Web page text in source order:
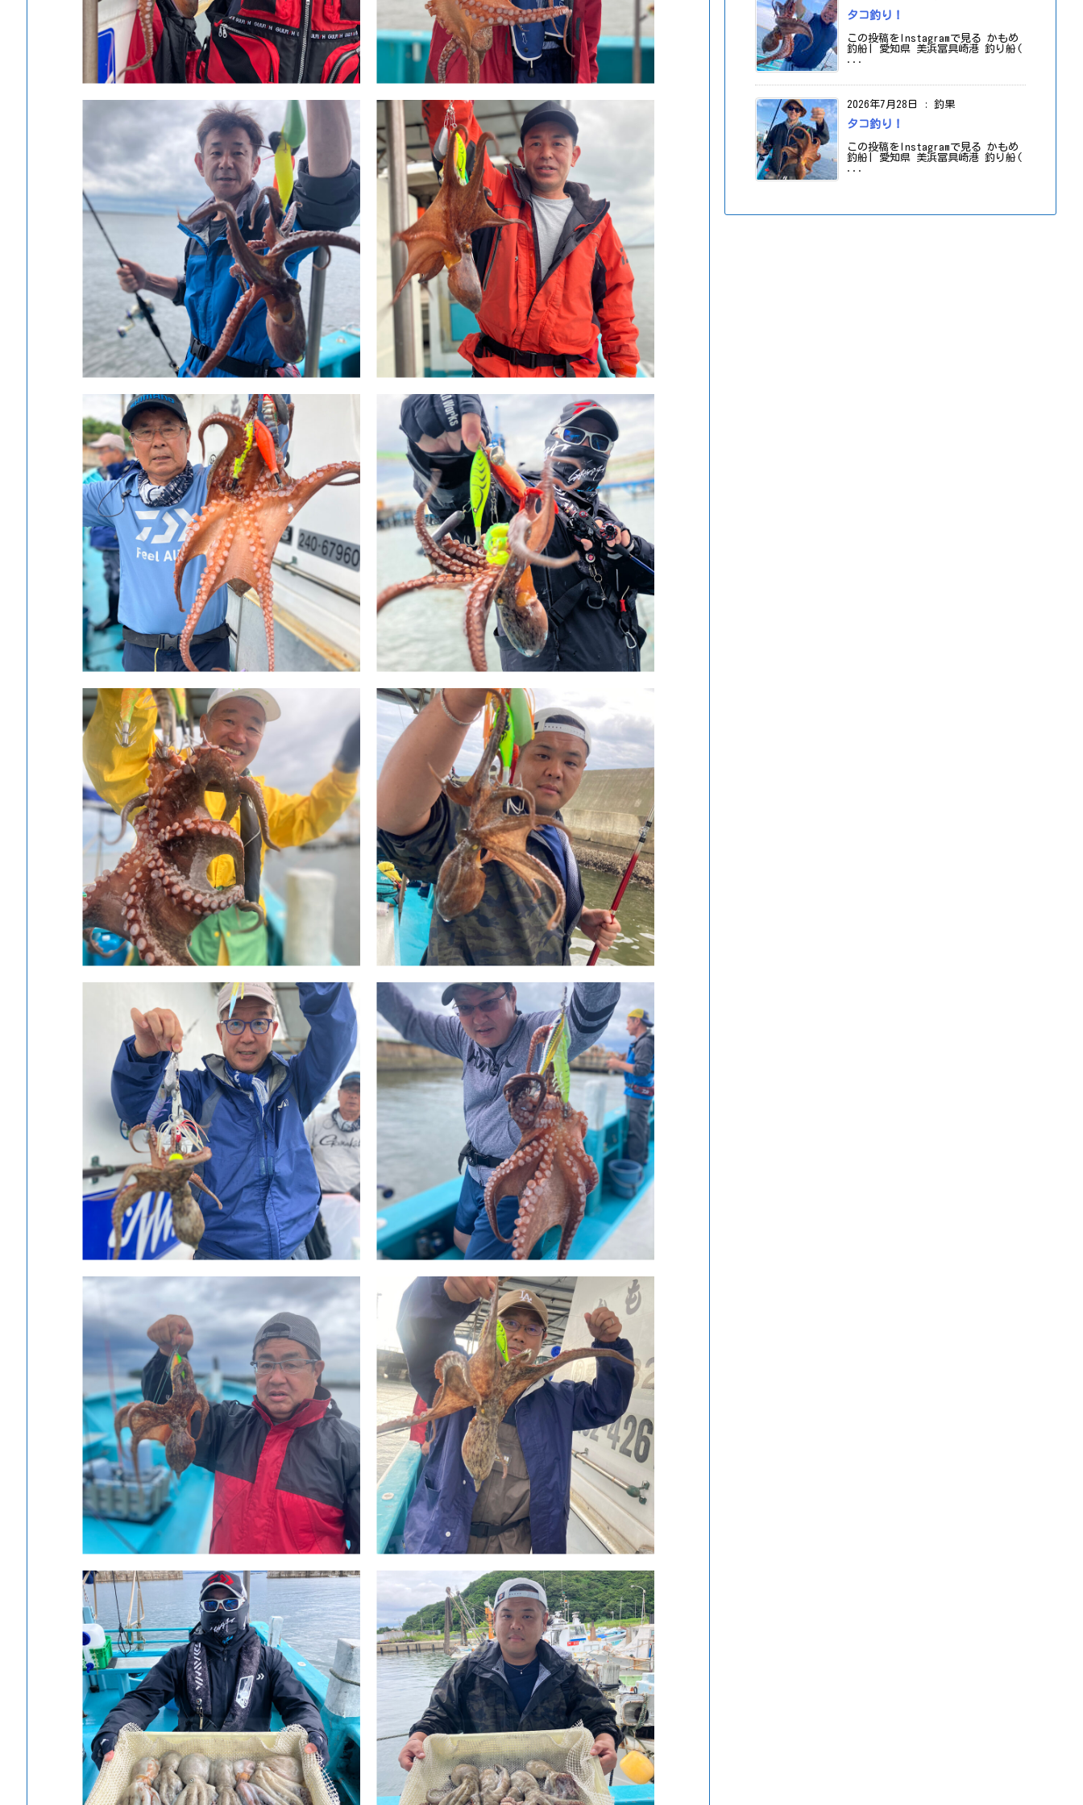
タコ釣り！
この投稿をInstagramで見る かもめ
釣船| 愛知県 美浜冨具崎港 釣り船(
...
2026年7月28日 : 釣果
タコ釣り！
この投稿をInstagramで見る かもめ
釣船| 愛知県 美浜冨具崎港 釣り船(
...